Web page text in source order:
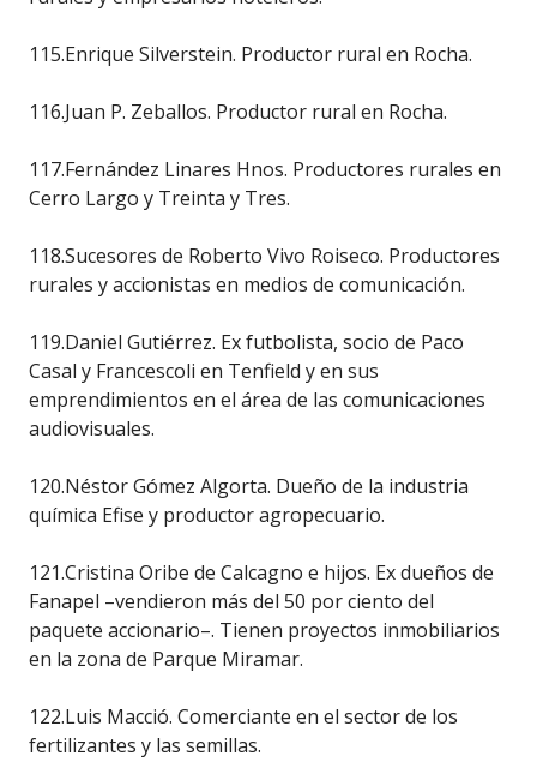
115.Enrique Silverstein. Productor rural en Rocha.
116.Juan P. Zeballos. Productor rural en Rocha.
117.Fernández Linares Hnos. Productores rurales en
Cerro Largo y Treinta y Tres.
118.Sucesores de Roberto Vivo Roiseco. Productores
rurales y accionistas en medios de comunicación.
119.Daniel Gutiérrez. Ex futbolista, socio de Paco
Casal y Francescoli en Tenfield y en sus
emprendimientos en el área de las comunicaciones
audiovisuales.
120.Néstor Gómez Algorta. Dueño de la industria
química Efise y productor agropecuario.
121.Cristina Oribe de Calcagno e hijos. Ex dueños de
Fanapel –vendieron más del 50 por ciento del
paquete accionario–. Tienen proyectos inmobiliarios
en la zona de Parque Miramar.
122.Luis Macció. Comerciante en el sector de los
fertilizantes y las semillas.